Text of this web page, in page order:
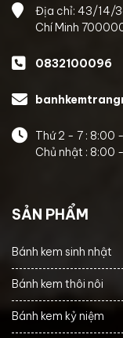
Địa chỉ: 43/14/
Chí Minh
0832100096
Thứ 2 - 7 : 8:00
Chủ nhật : 8:00
SẢN PHẨM
Bánh kem sinh nhật
Bánh kem thôi nôi
Bánh kem kỷ niệm